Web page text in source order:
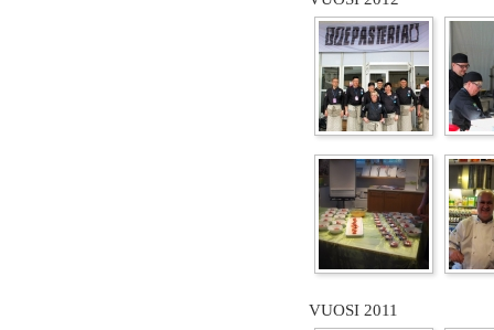
VUOSI 2011